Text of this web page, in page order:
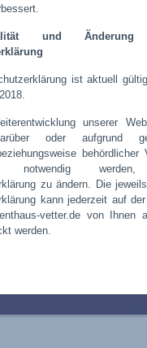
und Änderung
ist aktuell
unserer
oder aufgrund
behördlicher
werden,
zu ändern. Die
kann jederzeit auf
vetter.de von Ihnen
werden.